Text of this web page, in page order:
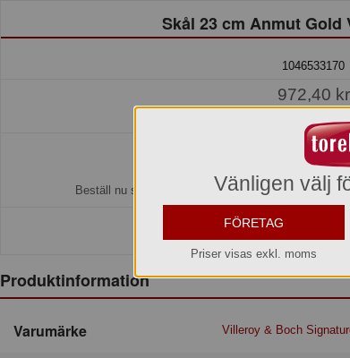
Skål 23 cm Anmut Gold
1046533170
972,40 kr
Hos oss kan du alltid beställa även
Beställ nu så beräknar vi kunna leverera inom 10-15
Produktinformation
Varumärke Villeroy & Boch
Vänligen välj
FÖRETAG
Priser visas exkl. moms